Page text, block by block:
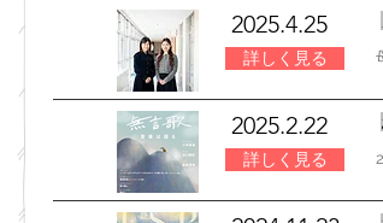
2025.4.25
詳しく見る
2025.2.22
詳しく見る